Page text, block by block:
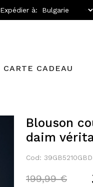
Expédier à:
CARTE CADEAU
Blouson
daim
Cod: 39GB5210GBD
Price
199,99 €to